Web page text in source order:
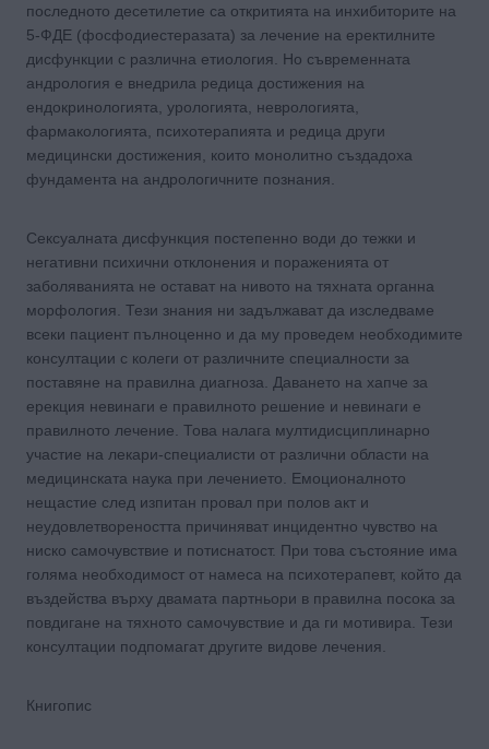
последното десетилетие са откритията на инхибиторите на
5-ФДЕ (фосфодиестеразата) за лечение на еректилните
дисфункции с различна етиология. Но съвременната
андрология е внедрила редица достижения на
ендокринологията, урологията, неврологията,
фармакологията, психотерапията и редица други
медицински достижения, които монолитно създадоха
фундамента на андрологичните познания.
Сексуалната дисфункция постепенно води до тежки и
негативни психични отклонения и пораженията от
заболяванията не остават на нивото на тяхната органна
морфология. Тези знания ни задължават да изследваме
всеки пациент пълноценно и да му проведем необходимите
консултации с колеги от различните специалности за
поставяне на правилна диагноза. Даването на хапче за
ерекция невинаги е правилното решение и невинаги е
правилното лечение. Това налага мултидисциплинарно
участие на лекари-специалисти от различни области на
медицинската наука при лечението. Емоционалното
нещастие след изпитан провал при полов акт и
неудовлетвореността причиняват инцидентно чувство на
ниско самочувствие и потиснатост. При това състояние има
голяма необходимост от намеса на психотерапевт, който да
въздейства върху двамата партньори в правилна посока за
повдигане на тяхното самочувствие и да ги мотивира. Тези
консултации подпомагат другите видове лечения.
Книгопис